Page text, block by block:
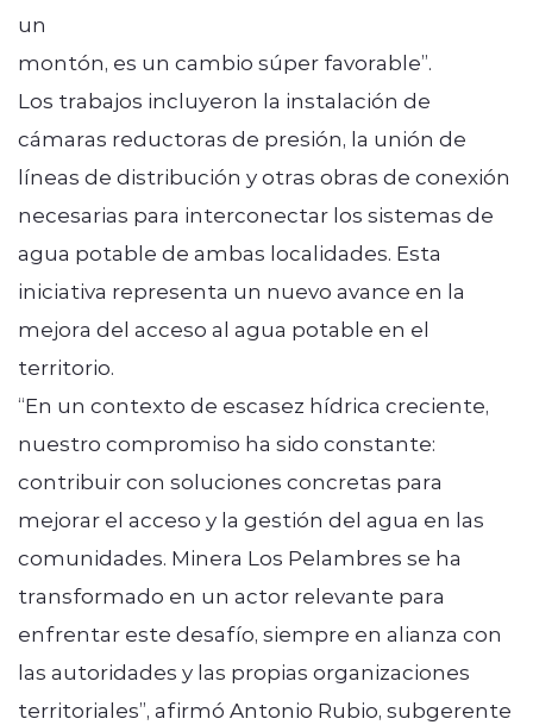
un
montón, es un cambio súper favorable”.
Los trabajos incluyeron la instalación de
cámaras reductoras de presión, la unión de
líneas de distribución y otras obras de conexión
necesarias para interconectar los sistemas de
agua potable de ambas localidades. Esta
iniciativa representa un nuevo avance en la
mejora del acceso al agua potable en el
territorio.
“En un contexto de escasez hídrica creciente,
nuestro compromiso ha sido constante:
contribuir con soluciones concretas para
mejorar el acceso y la gestión del agua en las
comunidades. Minera Los Pelambres se ha
transformado en un actor relevante para
enfrentar este desafío, siempre en alianza con
las autoridades y las propias organizaciones
territoriales”, afirmó Antonio Rubio, subgerente